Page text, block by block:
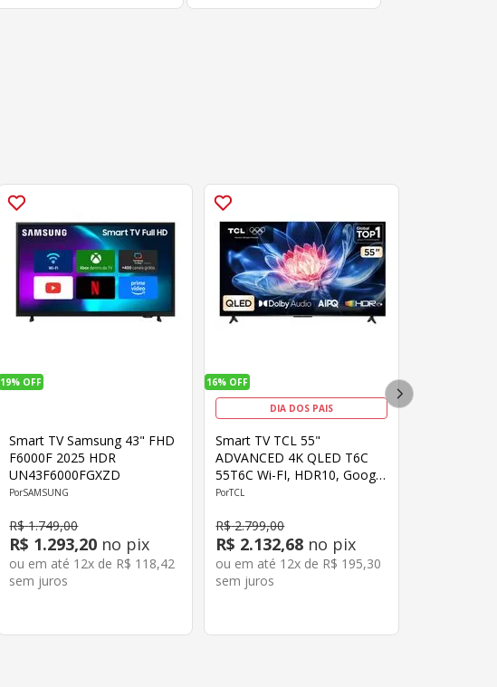
19% OFF
Smart TV Samsung 43" FHD
F6000F 2025 HDR
UN43F6000FGXZD
SAMSUNG
R$ 1.749,00
R$ 1.293,20 no pix
ou em até 12x de R$ 118,42
sem juros
16% OFF
DIA DOS PAIS
Smart TV TCL 55"
ADVANCED 4K QLED T6C
55T6C Wi-FI, HDR10, Google
TV,Bluetooth,Dolby Atmos
TCL
R$ 2.799,00
R$ 2.132,68 no pix
ou em até 12x de R$ 195,30
sem juros